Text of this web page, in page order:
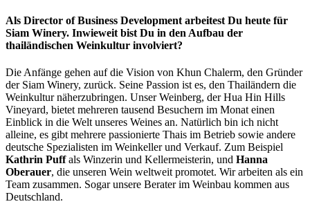
Als Director of Business Development arbeitest Du heute für
Siam Winery. Inwieweit bist Du in den Aufbau der
thailändischen Weinkultur involviert?
Die Anfänge gehen auf die Vision von Khun Chalerm, den Gründer
der Siam Winery, zurück. Seine Passion ist es, den Thailändern die
Weinkultur näherzubringen. Unser Weinberg, der Hua Hin Hills
Vineyard, bietet mehreren tausend Besuchern im Monat einen
Einblick in die Welt unseres Weines an. Natürlich bin ich nicht
alleine, es gibt mehrere passionierte Thais im Betrieb sowie andere
deutsche Spezialisten im Weinkeller und Verkauf. Zum Beispiel
Kathrin Puffals Winzerin und Kellermeisterin, und Hanna
Oberauer, die unseren Wein weltweit promotet. Wir arbeiten als ein
Team zusammen. Sogar unsere Berater im Weinbau kommen aus
Deutschland.